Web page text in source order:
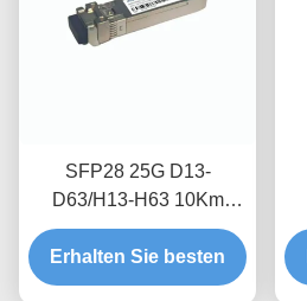
SFP28 25G D13-
D63/H13-H63 10Km
Optical transceiver
module
Erhalten Sie besten